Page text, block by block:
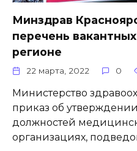
Минздрав
перечень
регионе
22 марта, 2022 0
Министерство
приказ об
должностей
организациях,